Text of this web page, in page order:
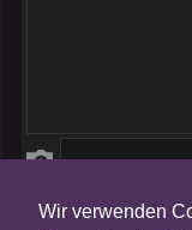
Wir verwenden